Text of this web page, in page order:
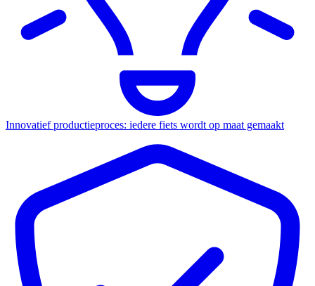
Innovatief productieproces: iedere fiets wordt op maat gemaakt